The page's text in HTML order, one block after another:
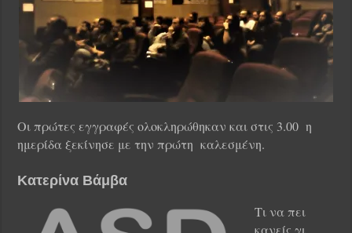
Οι πρώτες εγγραφές ολοκληρώθηκαν και στις 3.00 η
ημερίδα ξεκίνησε με την πρώτη καλεσμένη.
Κατερίνα Βάμβα
Τι να πει